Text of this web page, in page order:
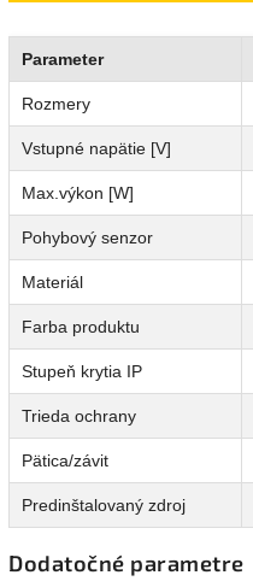
Parameter
Rozmery
Vstupné napätie [V]
Max.výkon [W]
Pohybový senzor
Materiál
Farba produktu
Stupeň krytia IP
Trieda ochrany
Pätica/závit
Predinštalovaný zdroj
Dodatočné parametre